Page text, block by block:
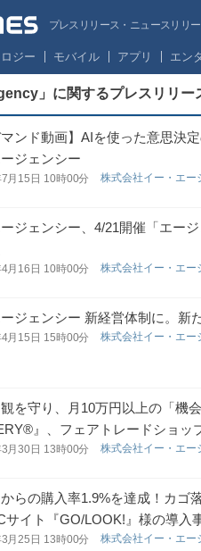
プレスリリース・ニュースリリ
ジー モバイル アプリ エン
」に関するプレスリリー
マンド動画】AIを使った意思
ジェンシー
月15日 10時00分 株式会社イー・エー
ジェンシー、4/21開催「エー
月16日 10時00分 株式会社イー・エー
ジェンシー 新経営体制に。新
月15日 15時00分 株式会社イー・エー
を守り、月10万円以上の「機
』、フェアトレードショッ
月30日 13時00分 株式会社イー・エ
らの購入率1.9%を達成！カ
サイト『GO/LOOK!』様の導入
月25日 13時00分 株式会社イー・エ